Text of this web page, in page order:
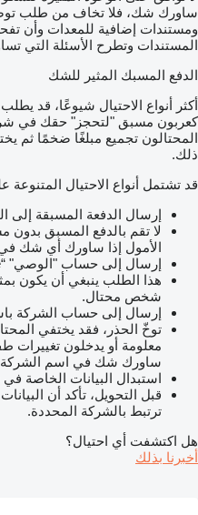
ساورك شك، فلا تخاف من طلب
ومستندات إضافية للمعدات وأن
المستندات وتطرح الأسئلة التي
الدفع المسبك المثير للشك
أكثر أنواع الاحتيال شيوعًا، قد
كعربون مسبق "لتحجز" حقك في
المحتالون تجميع مبلغًا ضخمًا ثم
ذلك.
قد تشتمل أنواع الاحتيال المتنوعة
إرسال الدفعة المسبقة إلى
لا تقم بالدفع المسبق بدون
الأمول إذا ساورك أي شك في
إرسال إلى حساب "الوصي" “Trustee”
هذا الطلب ينبغي أن يكون
شخص محتال.
إرسال إلى حساب الشركة
توخّ الحذر، فقد يختفي
معلومة أو يدخلون تغييرات
ساورك شك في اسم
استبدال البيانات الخاصة
قبل التحويل، تأكد أن
ترتبط بالشركة المحددة.
هل اكتشفت أي احتيال؟
أخبرنا بذلك